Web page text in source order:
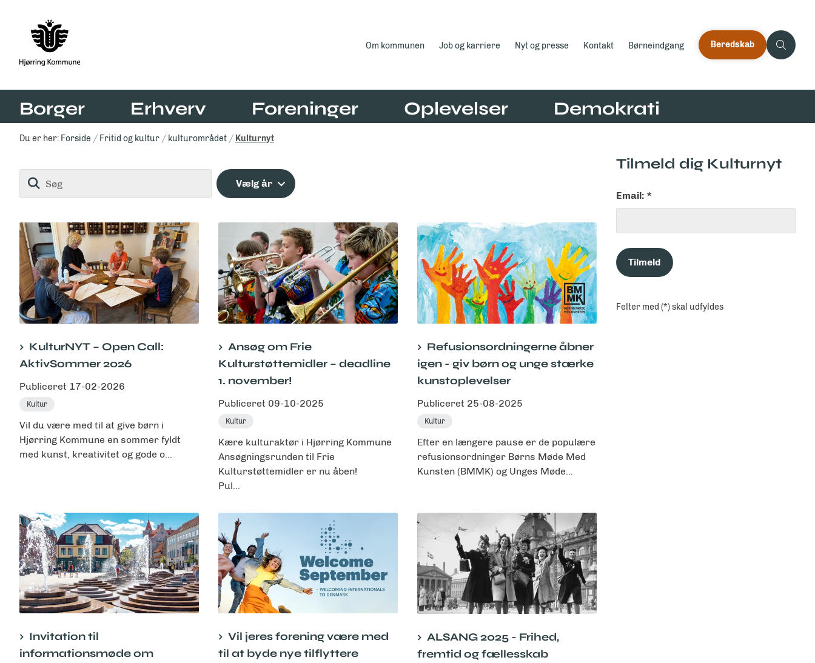
Om kommunen Job og karriere Nyt og presse Kontakt Børneindgang Beredskab
Borger Erhverv Foreninger Oplevelser Demokrati
Du er her: Forside Fritid og kultur kulturområdet Kulturnyt
Søg
Vælg år
KulturNYT – Open Call:
AktivSommer 2026
Publiceret 17-02-2026
Kultur
Vil du være med til at give børn i
Hjørring Kommune en sommer fyldt
med kunst, kreativitet og gode o...
Ansøg om Frie
Kulturstøttemidler – deadline
1. november!
Publiceret 09-10-2025
Kultur
Kære kulturaktør i Hjørring Kommune
Ansøgningsrunden til Frie
Kulturstøttemidler er nu åben!
Pul...
Refusionsordningerne åbner
igen - giv børn og unge stærke
kunstoplevelser
Publiceret 25-08-2025
Kultur
Efter en længere pause er de populære
refusionsordninger Børns Møde Med
Kunsten (BMMK) og Unges Møde...
Invitation til
informationsmøde om
Vil jeres forening være med
til at byde nye tilflyttere
ALSANG 2025 - Frihed,
fremtid og fællesskab
Tilmeld dig Kulturnyt
Email: *
Tilmeld
Felter med (*) skal udfyldes